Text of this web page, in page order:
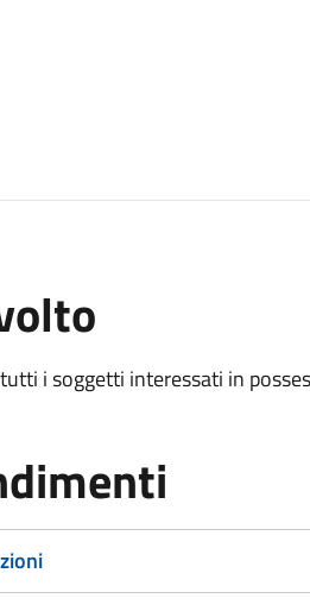
i soggetti interessati in